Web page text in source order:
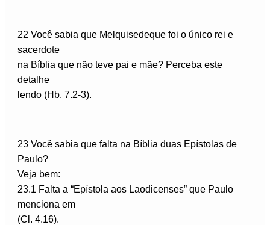
22 Você sabia que Melquisedeque foi o único rei e
sacerdote
na Bíblia que não teve pai e mãe? Perceba este
detalhe
lendo (Hb. 7.2-3).
23 Você sabia que falta na Bíblia duas Epístolas de
Paulo?
Veja bem:
23.1 Falta a “Epístola aos Laodicenses” que Paulo
menciona em
(Cl. 4.16).